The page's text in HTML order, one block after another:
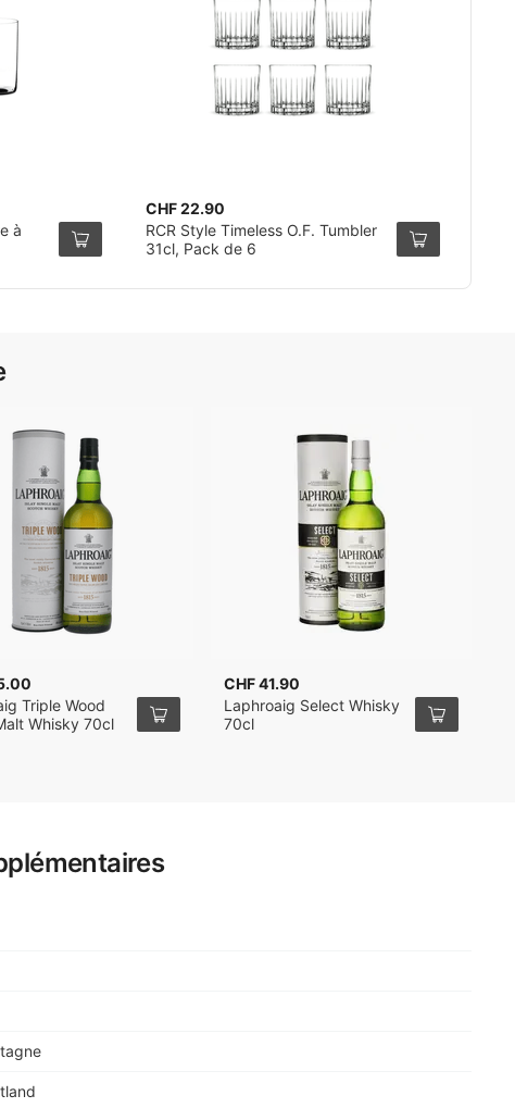
à
CHF 22.90
RCR Style Timeless O.F. Tumbler
31cl, Pack de 6
Triple Wood
Whisky 70cl
CHF 41.90
Laphroaig Select Whisky
70cl